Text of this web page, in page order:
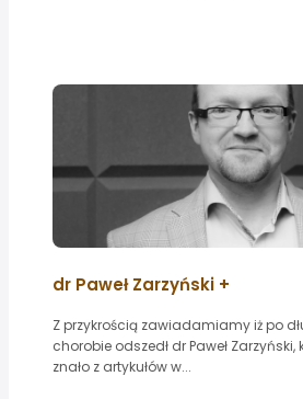
dr Paweł Zarzyński +
Z przykrością zawiadamiamy iż po
chorobie odszedł dr Paweł
znało z artykułów w...